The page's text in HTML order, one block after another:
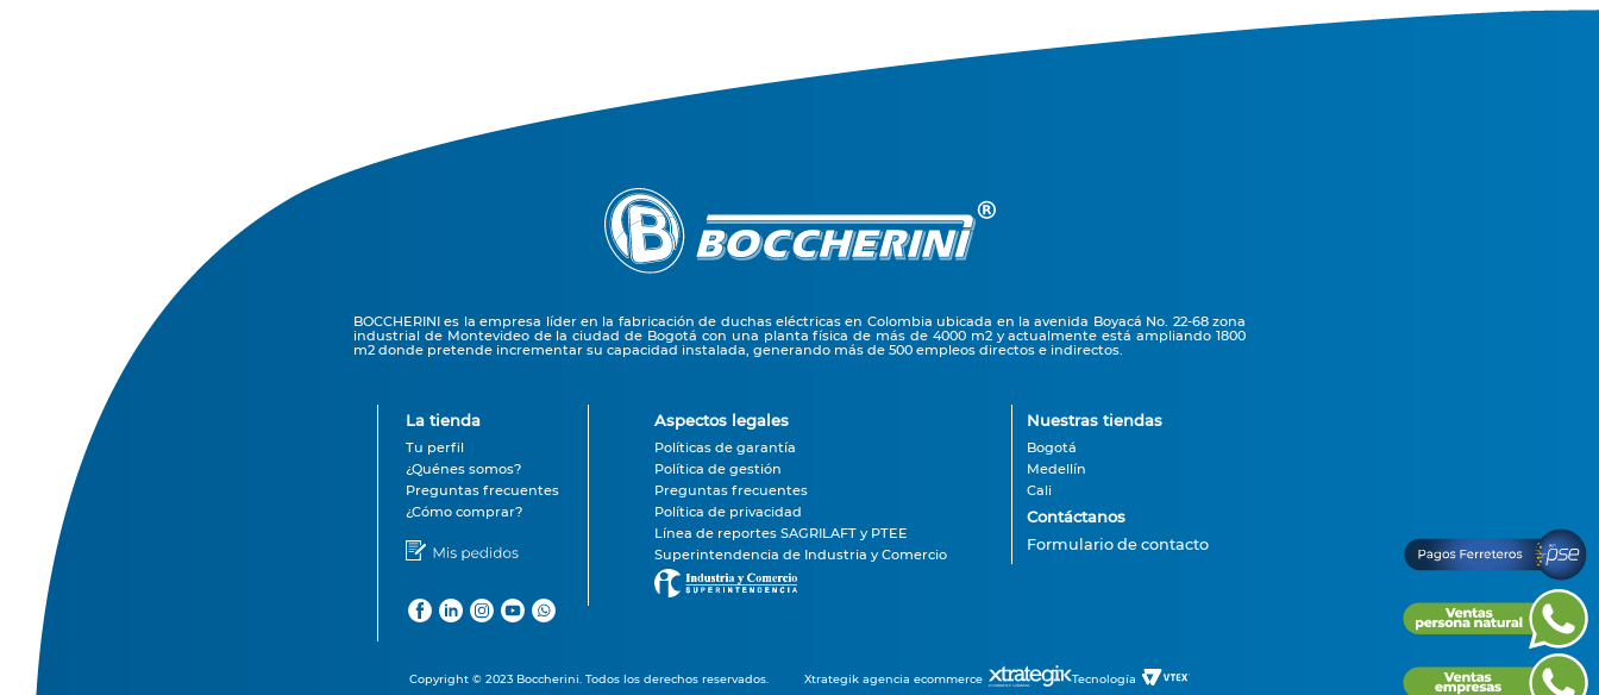
BOCCHERINI es la empresa líder en la fabricación de duchas eléctricas en Colombia ubicada en la avenida Boyacá No. 22-68 zona
industrial de Montevideo de la ciudad de Bogotá con una planta física de más de 4000 m2 y actualmente está ampliando 1800
m2 donde pretende incrementar su capacidad instalada, generando más de 500 empleos directos e indirectos.
La tienda
Tu perfil
¿Quénes somos?
Preguntas frecuentes
¿Cómo comprar?
Aspectos legales
Políticas de garantía
Política de gestión
Preguntas frecuentes
Política de privacidad
Línea de reportes SAGRILAFT y PTEE
Superintendencia de Industria y Comercio
Nuestras tiendas
Bogotá
Medellín
Cali
Contáctanos
Formulario de contacto
Copyright © 2023 Boccherini. Todos los derechos reservados. Xtrategik agencia ecommerce Tecnología